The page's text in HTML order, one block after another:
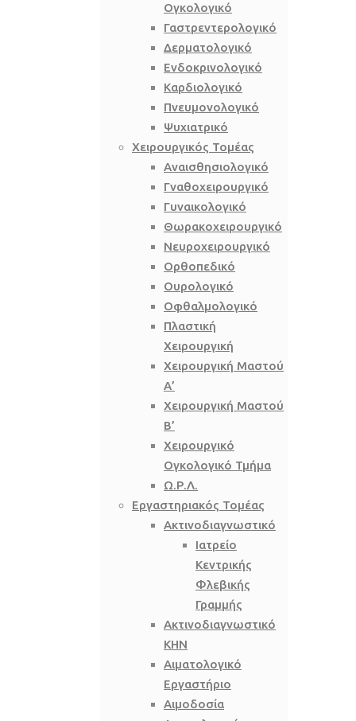
Ογκολογικό
Γαστρεντερολογικό
Δερματολογικό
Ενδοκρινολογικό
Καρδιολογικό
Πνευμονολογικό
Ψυχιατρικό
Χειρουργικός Τομέας
Αναισθησιολογικό
Γναθοχειρουργικό
Γυναικολογικό
Θωρακοχειρουργικό
Νευροχειρουργικό
Ορθοπεδικό
Ουρολογικό
Οφθαλμολογικό
Πλαστική
Χειρουργική
Χειρουργική Μαστού
Α’
Χειρουργική Μαστού
Β’
Χειρουργικό
Ογκολογικό Τμήμα
Ω.Ρ.Λ.
Εργαστηριακός Τομέας
Ακτινοδιαγνωστικό
Ιατρείο
Κεντρικής
Φλεβικής
Γραμμής
Ακτινοδιαγνωστικό
ΚΗΝ
Αιματολογικό
Εργαστήριο
Αιμοδοσία